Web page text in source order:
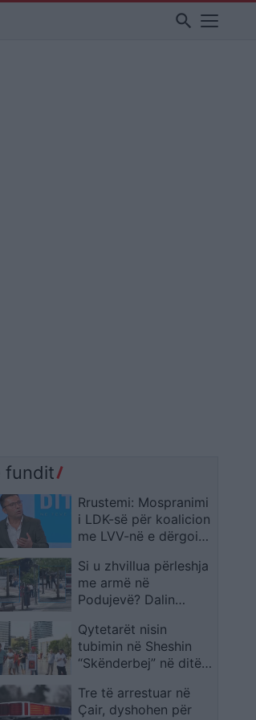
search
fundit
Rrustemi: Mospranimi
i LDK-së për koalicion
me LVV-në e dërgoi
Si u zhvillua përleshja
me armë në
Podujevë? Dalin
ngjarjes
Qytetarët nisin
tubimin në Sheshin
“Skënderbej” në ditën
Tre të arrestuar në
Çair, dyshohen për